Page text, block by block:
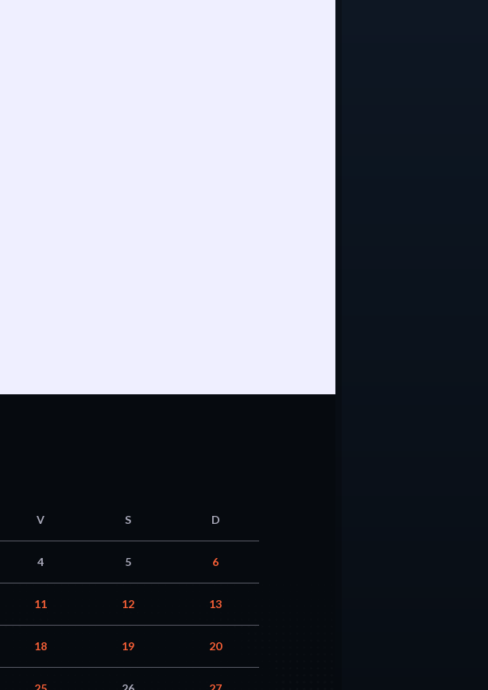
V S D
4 5 6
11 12 13
18 19 20